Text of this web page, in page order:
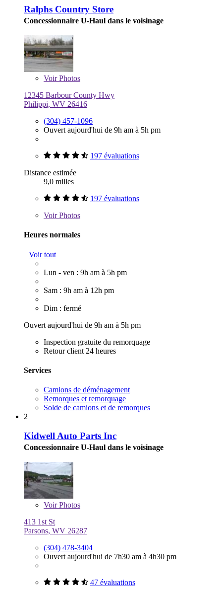
Ralphs Country Store
Concessionnaire U-Haul dans le voisinage
VoirPhotos
12345 Barbour County Hwy
Philippi, WV 26416
(304) 457-1096
Ouvert aujourd'hui de 9h am à 5h pm
197 évaluations
Distance estimée
9,0 milles
197 évaluations
VoirPhotos
Heures normales
Voir tout
Lun - ven : 9h am à 5h pm
Sam : 9h am à 12h pm
Dim : fermé
Ouvert aujourd'hui de 9h am à 5h pm
Inspection gratuite du remorquage
Retour client 24 heures
Services
Camions de déménagement
Remorques et remorquage
Solde de camions et de remorques
2
Kidwell Auto Parts Inc
Concessionnaire U-Haul dans le voisinage
VoirPhotos
413 1st St
Parsons, WV 26287
(304) 478-3404
Ouvert aujourd'hui de 7h30 am à 4h30 pm
47 évaluations